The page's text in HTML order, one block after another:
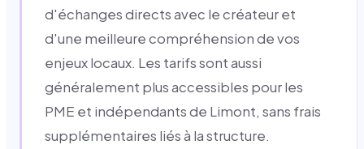
d'échanges directs avec le créateur et
d'une meilleure compréhension de vos
enjeux locaux. Les tarifs sont aussi
généralement plus accessibles pour les
PME et indépendants de Limont, sans frais
supplémentaires liés à la structure.